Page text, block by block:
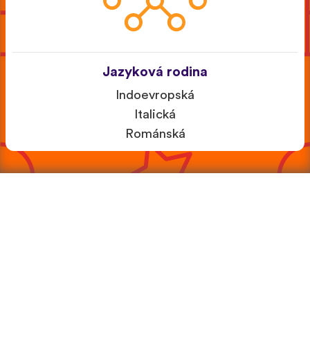
Jazyková rodina
Indoevropská
Italická
Románská